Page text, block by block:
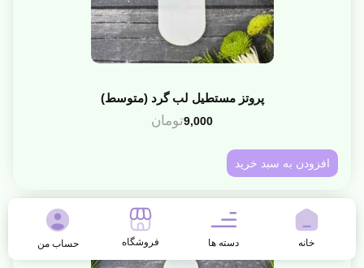
پروتز مستطیل لب گرد (متوسط)
9,000تومان
افزودن به سبد خرید
خانه دسته ها فروشگاه حساب من